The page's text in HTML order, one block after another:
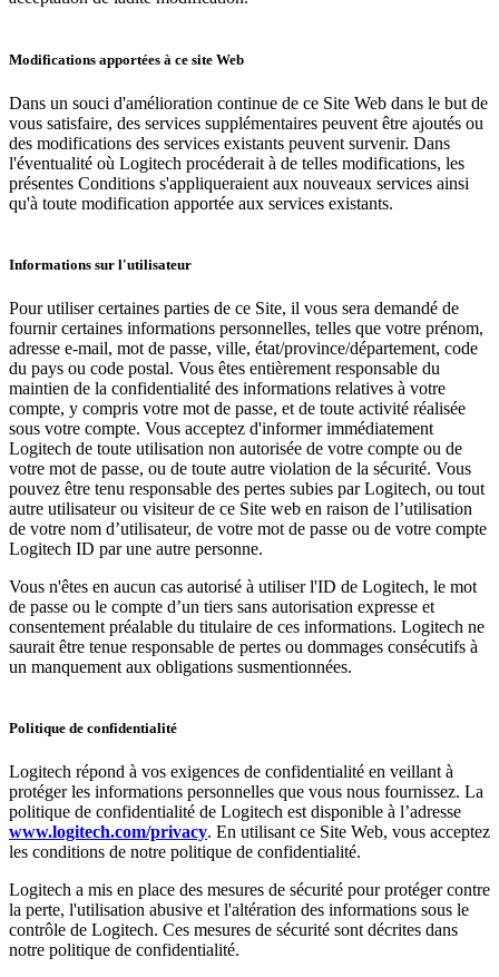
Modifications apportées à ce site Web
Dans un souci d'amélioration continue de ce Site Web dans le but de
vous satisfaire, des services supplémentaires peuvent être ajoutés ou
des modifications des services existants peuvent survenir. Dans
l'éventualité où Logitech procéderait à de telles modifications, les
présentes Conditions s'appliqueraient aux nouveaux services ainsi
qu'à toute modification apportée aux services existants.
Informations sur l'utilisateur
Pour utiliser certaines parties de ce Site, il vous sera demandé de
fournir certaines informations personnelles, telles que votre prénom,
adresse e-mail, mot de passe, ville, état/province/département, code
du pays ou code postal. Vous êtes entièrement responsable du
maintien de la confidentialité des informations relatives à votre
compte, y compris votre mot de passe, et de toute activité réalisée
sous votre compte. Vous acceptez d'informer immédiatement
Logitech de toute utilisation non autorisée de votre compte ou de
votre mot de passe, ou de toute autre violation de la sécurité. Vous
pouvez être tenu responsable des pertes subies par Logitech, ou tout
autre utilisateur ou visiteur de ce Site web en raison de l’utilisation
de votre nom d’utilisateur, de votre mot de passe ou de votre compte
Logitech ID par une autre personne.
Vous n'êtes en aucun cas autorisé à utiliser l'ID de Logitech, le mot
de passe ou le compte d’un tiers sans autorisation expresse et
consentement préalable du titulaire de ces informations. Logitech ne
saurait être tenue responsable de pertes ou dommages consécutifs à
un manquement aux obligations susmentionnées.
Politique de confidentialité
Logitech répond à vos exigences de confidentialité en veillant à
protéger les informations personnelles que vous nous fournissez. La
politique de confidentialité de Logitech est disponible à l’adresse
www.logitech.com/privacy. En utilisant ce Site Web, vous acceptez
les conditions de notre politique de confidentialité.
Logitech a mis en place des mesures de sécurité pour protéger contre
la perte, l'utilisation abusive et l'altération des informations sous le
contrôle de Logitech. Ces mesures de sécurité sont décrites dans
notre politique de confidentialité.